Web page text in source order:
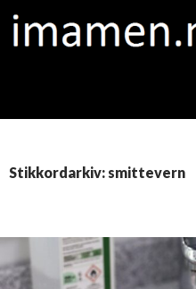
Stikkordarkiv: smittevern